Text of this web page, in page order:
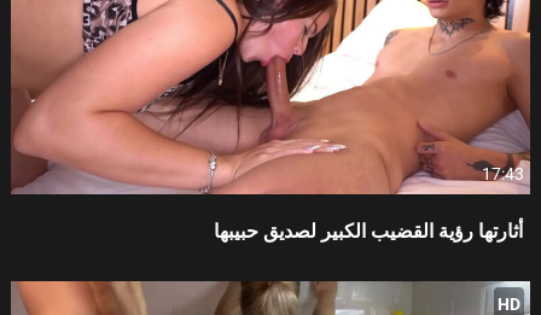
17:43
أثارتها رؤية القضيب الكبير لصديق حبيبها
HD